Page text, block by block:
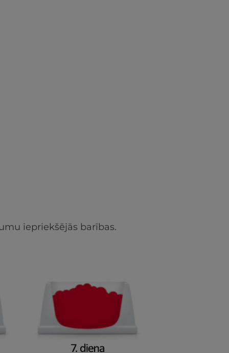
iepriekšējās barības.